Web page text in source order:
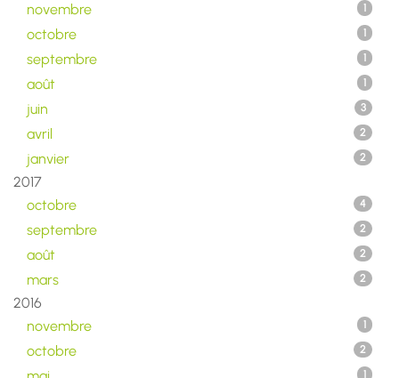
novembre 1
octobre 1
septembre 1
août 1
juin 3
avril 2
janvier 2
2017
octobre
4
septembre 2
août 2
mars 2
2016
novembre
1
octobre 2
1